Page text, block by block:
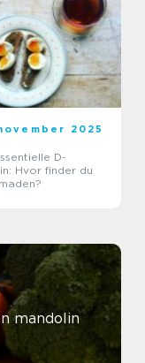
2025
D-
Hvor finder du
mandolin